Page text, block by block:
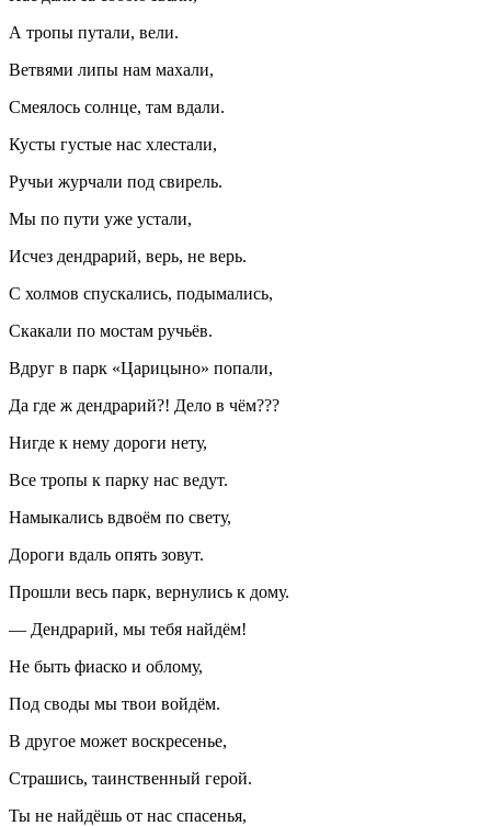
А тропы путали, вели.
Ветвями липы нам махали,
Смеялось солнце, там вдали.
Кусты густые нас хлестали,
Ручьи журчали под свирель.
Мы по пути уже устали,
Исчез дендрарий, верь, не верь.
С холмов спускались, подымались,
Скакали по мостам ручьёв.
Вдруг в парк «Царицыно» попали,
Да где ж дендрарий?! Дело в чём???
Нигде к нему дороги нету,
Все тропы к парку нас ведут.
Намыкались вдвоём по свету,
Дороги вдаль опять зовут.
Прошли весь парк, вернулись к дому.
— Дендрарий, мы тебя найдём!
Не быть фиаско и облому,
Под своды мы твои войдём.
В другое может воскресенье,
Страшись, таинственный герой.
Ты не найдёшь от нас спасенья,